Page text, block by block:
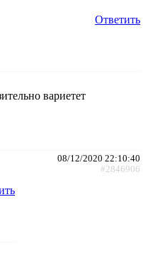
Ответить
вариетет
08/12/2020 22:10:40
#2846906